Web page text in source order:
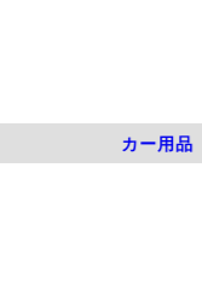
カー用品